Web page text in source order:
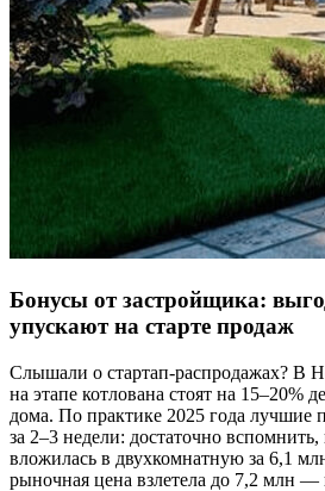
Бонусы от застройщика:
упускают на старте продаж
Слышали о стартап-распродажах? В
на этапе котлована стоят на 15–20%
дома. По практике 2025 года лучшие
за 2–3 недели: достаточно
вложилась в двухкомнатную за 6,1
рыночная цена взлетела до 7,2 млн —